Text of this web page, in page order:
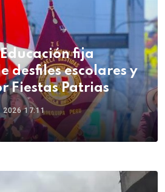
fija
desfiles escolares y
Fiestas Patrias
2026 17:11